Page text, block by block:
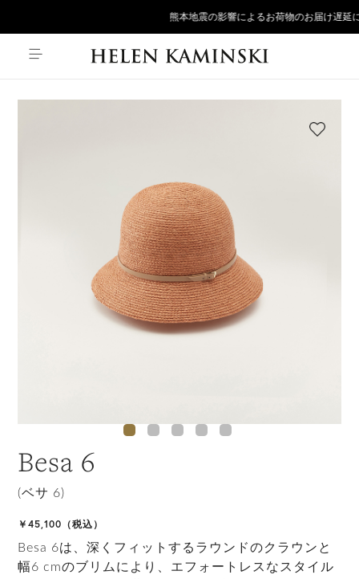
熊本地震の影響によるお荷物のお届け遅延に
Besa 6
(ベサ 6)
￥45,100（税込）
Besa 6は、深くフィットするラウンドのクラウンと
幅6 cmのブリムにより、エフォートレスなスタイル